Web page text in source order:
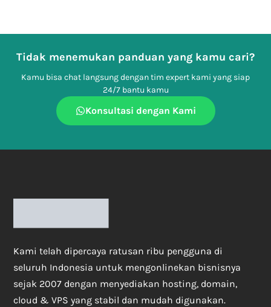
Tidak menemukan panduan yang kamu cari?
Kamu bisa chat langsung dengan tim expert kami yang siap
24/7 bantu kamu
Konsultasi dengan Kami
Kami telah dipercaya ratusan ribu pengguna di
seluruh Indonesia untuk mengonlinekan bisnisnya
sejak 2007 dengan menyediakan hosting, domain,
cloud & VPS yang stabil dan mudah digunakan.